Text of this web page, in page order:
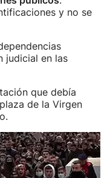
y no se
judicial en las
que debía
de la Virgen